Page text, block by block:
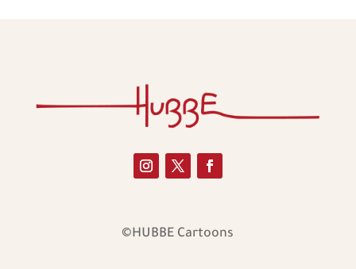
©HUBBE Cartoons